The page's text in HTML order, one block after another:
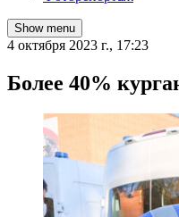
Show menu
4 октября 2023 г., 17:23
Более 40%